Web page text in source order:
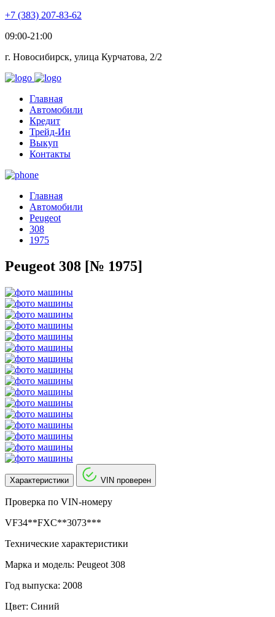
+7 (383) 207-83-62
09:00-21:00
г. Новосибирск, улица Курчатова, 2/2
Главная
Автомобили
Кредит
Трейд-Ин
Выкуп
Контакты
Главная
Автомобили
Peugeot
308
1975
Peugeot 308 [№ 1975]
Характеристики VIN проверен
Проверка по VIN-номеру
VF34**FXC**3073***
Технические характеристики
Марка и модель: Peugeot 308
Год выпуска: 2008
Цвет: Синий